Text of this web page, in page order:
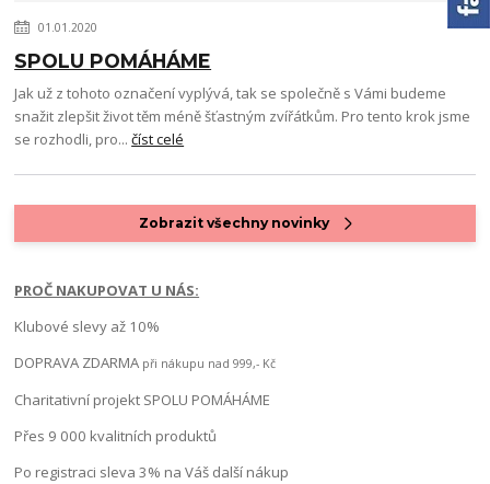
01.01.2020
SPOLU POMÁHÁME
Jak už z tohoto označení vyplývá, tak se společně s Vámi budeme
snažit zlepšit život těm méně šťastným zvířátkům. Pro tento krok jsme
se rozhodli, pro...číst celé
Zobrazit všechny novinky
PROČ NAKUPOVAT U NÁS:
Klubové slevy až 10%
DOPRAVA ZDARMA při nákupu nad 999,- Kč
Charitativní projekt SPOLU POMÁHÁME
Přes 9 000 kvalitních produktů
Po registraci sleva 3% na Váš další nákup